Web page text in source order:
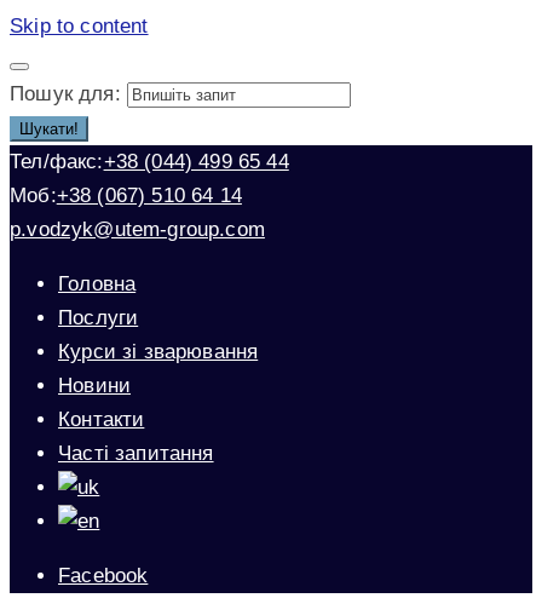
Skip to content
Пошук для:
Шукати!
Тел/факс:+38 (044) 499 65 44
Моб:+38 (067) 510 64 14
p.vodzyk@utem-group.com
Головна
Послуги
Курси зі зварювання
Новини
Контакти
Часті запитання
Facebook